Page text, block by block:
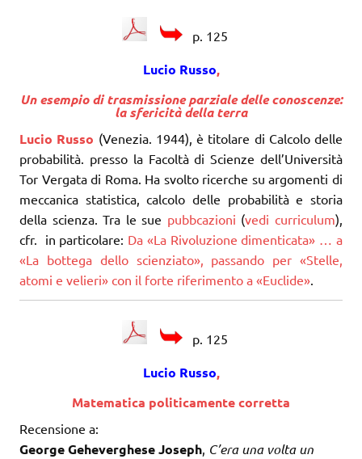
p. 125
Lucio Russo,
Un esempio di trasmissione parziale delle conoscenze:
la sfericità della terra
Lucio Russo (Venezia. 1944), è titolare di Calcolo delle
probabilità. presso la Facoltà di Scienze dell’Università
Tor Vergata di Roma. Ha svolto ricerche su argomenti di
meccanica statistica, calcolo delle probabilità e storia
della scienza. Tra le sue pubbcazioni (vedi curriculum),
cfr. in particolare: Da «La Rivoluzione dimenticata» … a
«La bottega dello scienziato», passando per «Stelle,
atomi e velieri» con il forte riferimento a «Euclide»
p. 125
Lucio Russo,
Matematica politicamente corretta
Recensione a:
George Geheverghese Joseph C’era una volta un